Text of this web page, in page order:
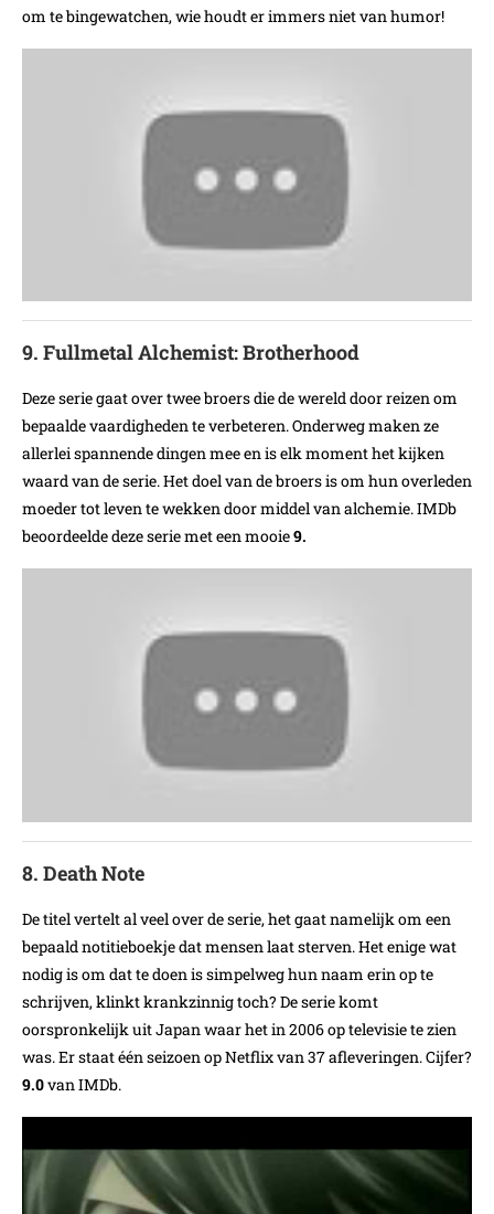
om te bingewatchen, wie houdt er immers niet van humor!
9. Fullmetal Alchemist: Brotherhood
Deze serie gaat over twee broers die de wereld door reizen om
bepaalde vaardigheden te verbeteren. Onderweg maken ze
allerlei spannende dingen mee en is elk moment het kijken
waard van de serie. Het doel van de broers is om hun overleden
moeder tot leven te wekken door middel van alchemie. IMDb
beoordeelde deze serie met een mooie9.
8. Death Note
De titel vertelt al veel over de serie, het gaat namelijk om een
bepaald notitieboekje dat mensen laat sterven. Het enige wat
nodig is om dat te doen is simpelweg hun naam erin op te
schrijven, klinkt krankzinnig toch? De serie komt
oorspronkelijk uit Japan waar het in 2006 op televisie te zien
was. Er staat één seizoen op Netflix van 37 afleveringen. Cijfer?
9.0van IMDb.